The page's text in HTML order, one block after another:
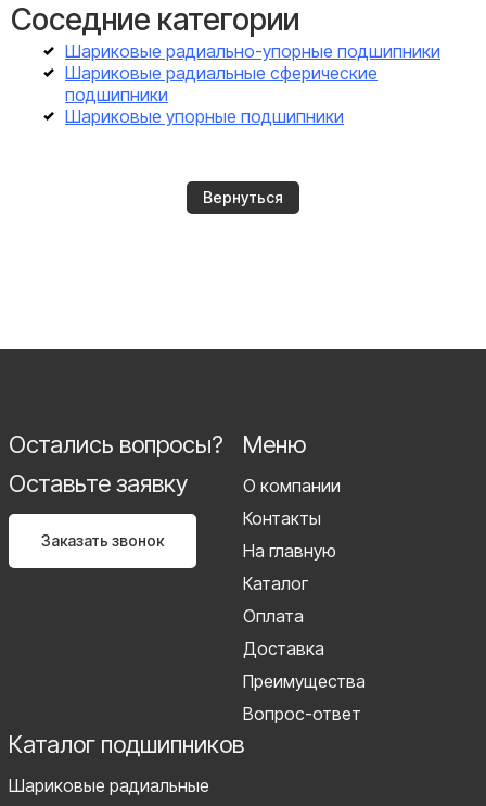
Соседние категории
Шариковые радиально-упорные подшипники
Шариковые радиальные сферические
подшипники
Шариковые упорные подшипники
Вернуться
Остались вопросы?
Оставьте заявку
Заказать звонок
Меню
О компании
Контакты
На главную
Каталог
Оплата
Доставка
Преимущества
Вопрос-ответ
Каталог подшипников
Шариковые радиальные